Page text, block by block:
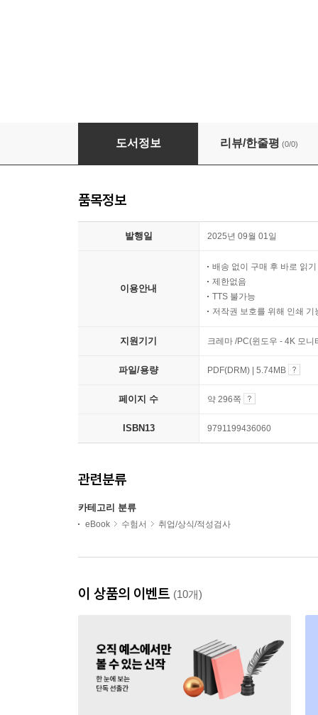
만원으로 끝내는 삼성직무적성검사 GSAT 기
도서정보 리뷰/한줄평 (0/0)
품목정보
발행일 2025년 09월 01일
이용안내
배송 없이 구매 후 바로 읽기
제한없음
TTS 불가능
저작권 보호를 위해 인쇄 기
지원기기 크레마 /PC(윈도우 - 4K 모
파일/용량 PDF(DRM) | 5.74MB
페이지 수 약 296쪽
ISBN13 9791199436060
관련분류
카테고리 분류
eBook 수험서 취업/상식/적성검사
이 상품의 이벤트 (10개)